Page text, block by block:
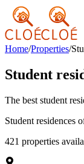
Home/Properties/
Student
The best student
Student residences
421 properties